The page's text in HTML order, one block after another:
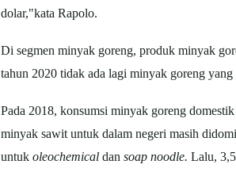
dolar,"kata Rapolo.
Di segmen minyak goreng, produk minyak
tahun 2020 tidak ada lagi minyak goreng
Pada 2018, konsumsi minyak goreng
minyak sawit untuk dalam negeri masih
untuk oleochemical dan soap noodle. Lalu,